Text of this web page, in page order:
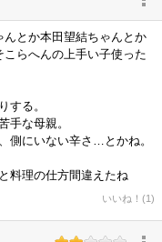
とか本田望結ちゃんとか
らへんの上手い子使った
する。
手な母親。
側にいない辛さ…とかね。
料理の仕方間違えたね
いいね！(1)